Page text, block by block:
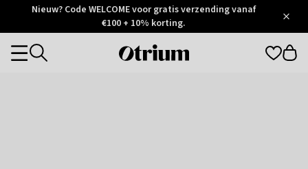
Otrium
Trustpilot
Nieuw? Code WELCOME voor gratis verzending vanaf
€100 + 10% korting.
Otrium
Categories